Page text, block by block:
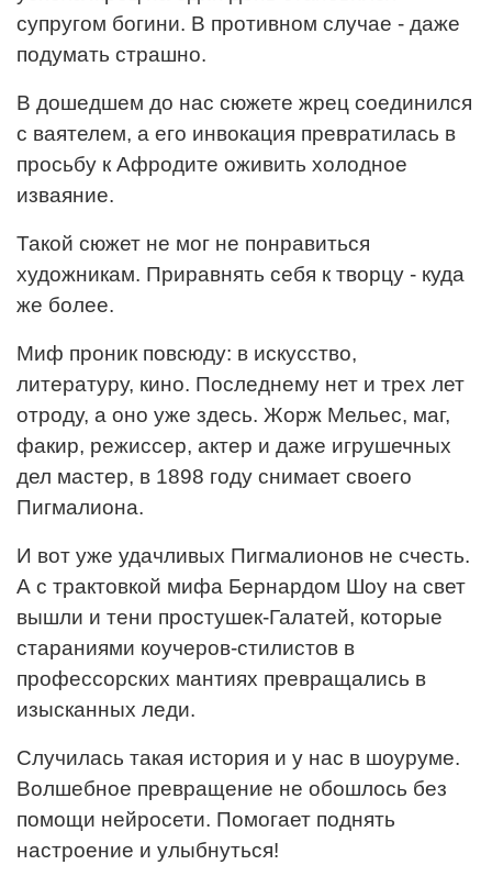
супругом богини. В противном случае - даже
подумать страшно.
В дошедшем до нас сюжете жрец соединился
с ваятелем, а его инвокация превратилась в
просьбу к Афродите оживить холодное
изваяние.
Такой сюжет не мог не понравиться
художникам. Приравнять себя к творцу - куда
же более.
Миф проник повсюду: в искусство,
литературу, кино. Последнему нет и трех лет
отроду, а оно уже здесь. Жорж Мельес, маг,
факир, режиссер, актер и даже игрушечных
дел мастер, в 1898 году снимает своего
Пигмалиона.
И вот уже удачливых Пигмалионов не счесть.
А с трактовкой мифа Бернардом Шоу на свет
вышли и тени простушек-Галатей, которые
стараниями коучеров-стилистов в
профессорских мантиях превращались в
изысканных леди.
Случилась такая история и у нас в шоуруме.
Волшебное превращение не обошлось без
помощи нейросети. Помогает поднять
настроение и улыбнуться!